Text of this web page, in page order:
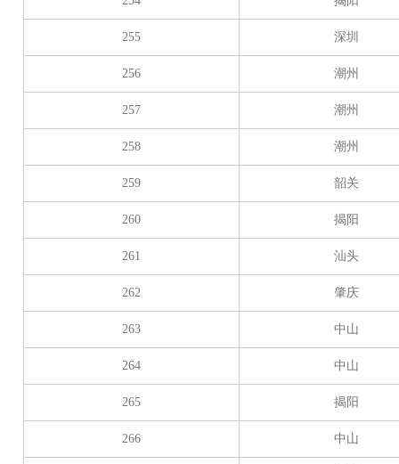
255 深圳
256 潮州
257 潮州
258 潮州
259 韶关
260 揭阳
261 汕头
262 肇庆
263 中山
264 中山
265 揭阳
266 中山